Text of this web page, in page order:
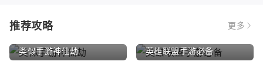
推荐攻略 更多
类似手游神仙劫 英雄联盟手游必备